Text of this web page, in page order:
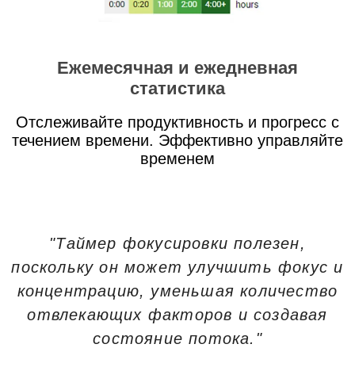
Ежемесячная и ежедневная
статистика
Отслеживайте продуктивность и прогресс с
течением времени. Эффективно управляйте
временем
"Таймер фокусировки полезен,
поскольку он может улучшить фокус и
концентрацию, уменьшая количество
отвлекающих факторов и создавая
состояние потока."